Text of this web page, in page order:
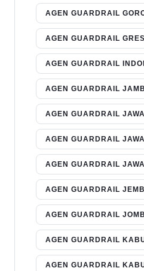
AGEN GUARDRAIL
AGEN GUARDRAIL
AGEN GUARDRAIL
AGEN GUARDRAIL JAMBI
AGEN GUARDRAIL
AGEN GUARDRAIL
AGEN GUARDRAIL
AGEN GUARDRAIL
AGEN GUARDRAIL
AGEN GUARDRAIL
AGEN GUARDRAIL